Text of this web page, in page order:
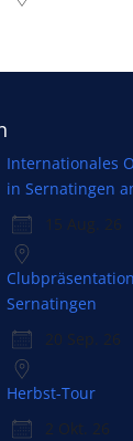
Internationales
in Sernatingen
15 Aug. 26
Sernatingen
20 Sep. 26
Herbst-Tour
2 Okt. 26